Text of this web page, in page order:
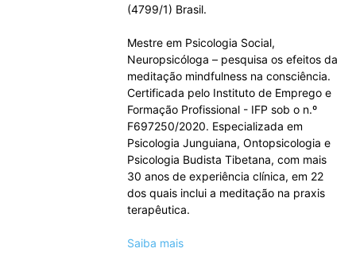
(4799/1) Brasil.
Mestre em Psicologia Social,
Neuropsicóloga – pesquisa os efeitos da
meditação mindfulness na consciência.
Certificada pelo Instituto de Emprego e
Formação Profissional - IFP sob o n.º
F697250/2020. Especializada em
Psicologia Junguiana, Ontopsicologia e
Psicologia Budista Tibetana, com mais
30 anos de experiência clínica, em 22
dos quais inclui a meditação na praxis
terapêutica.
Saiba mais